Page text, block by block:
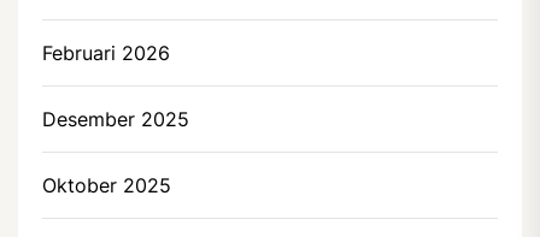
Februari 2026
Desember 2025
Oktober 2025